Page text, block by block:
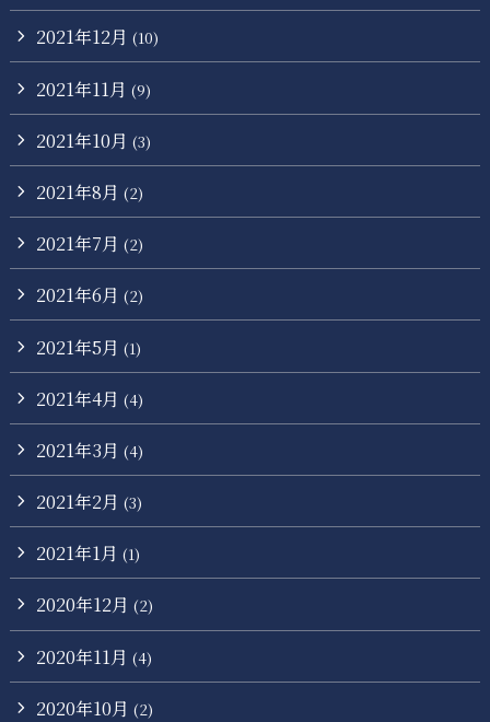
2021年12月 (10)
2021年11月 (9)
2021年10月 (3)
2021年8月 (2)
2021年7月 (2)
2021年6月 (2)
2021年5月 (1)
2021年4月 (4)
2021年3月 (4)
2021年2月 (3)
2021年1月 (1)
2020年12月 (2)
2020年11月 (4)
2020年10月 (2)